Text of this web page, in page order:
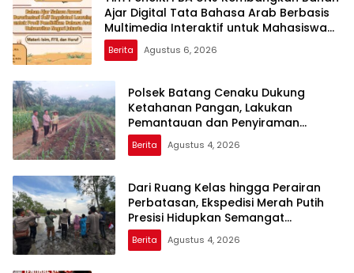
Ajar Digital Tata Bahasa Arab Berbasis
Multimedia Interaktif untuk Mahasiswa
Pemula
Berita Agustus 6, 2026
Polsek Batang Cenaku Dukung
Ketahanan Pangan, Lakukan
Pemantauan dan Penyiraman
Tanaman Jagung Pipil di Desa Aur
Cina
Berita Agustus 4, 2026
Dari Ruang Kelas hingga Perairan
Perbatasan, Ekspedisi Merah Putih
Presisi Hidupkan Semangat
Kebangsaan di Dumai
Berita Agustus 4, 2026